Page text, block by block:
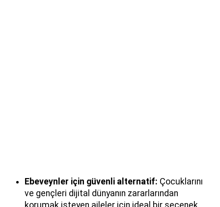
Ebeveynler için güvenli alternatif: Çocuklarını
ve gençleri dijital dünyanın zararlarından